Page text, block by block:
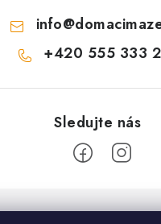
info@
+420 555 333